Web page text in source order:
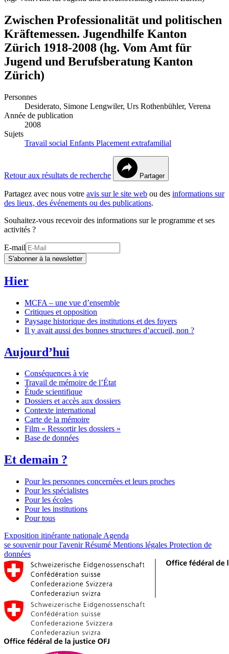
Zwischen Professionalität und politischen
Kräftemessen. Jugendhilfe Kanton
Zürich 1918-2008 (hg. Vom Amt für
Jugend und Berufsberatung Kanton
Zürich)
Personnes
Desiderato, Simone Lengwiler, Urs Rothenbühler, Verena
Année de publication
2008
Sujets
Travail social Enfants Placement extrafamilial
Retour aux résultats de recherche Partager
Partagez avec nous votre avis sur le site web ou des informations sur
des lieux, des événements ou des publications.
Souhaitez-vous recevoir des informations sur le programme et ses
activités ?
E-mail
S'abonner à la newsletter
Hier
MCFA – une vue d’ensemble
Critiques et opposition
Paysage historique des institutions et des foyers
Il y avait aussi des bonnes structures d’accueil, non ?
Aujourd’hui
Conséquences à vie
Travail de mémoire de l’État
Étude scientifique
Dossiers et accès aux dossiers
Contexte international
Carte de la mémoire
Film « Ressortir les dossiers »
Base de données
Et demain ?
Pour les personnes concernées et leurs proches
Pour les spécialistes
Pour les écoles
Pour les institutions
Pour tous
Exposition itinérante nationale Agenda
se souvenir pour l'avenirRésumé Mentions légales Protection de
données